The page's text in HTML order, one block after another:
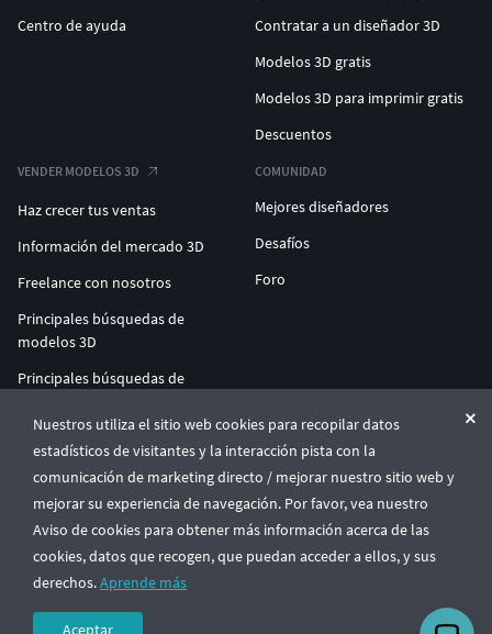
Nuestros utiliza el sitio web cookies para recopilar datos
estadísticos de visitantes y la interacción pista con la
comunicación de marketing directo / mejorar nuestro sitio web y
mejorar su experiencia de navegación. Por favor, vea nuestro
Aviso de cookies para obtener más información acerca de las
cookies, datos que recogen, que puedan acceder a ellos, y sus
derechos.Aprende más
Aceptar
Centro de ayuda
Contratar a un diseñador 3D
Modelos 3D gratis
Modelos 3D para imprimir gratis
Descuentos
VENDER MODELOS 3D
Haz crecer tus ventas
Información del mercado 3D
Freelance con nosotros
Principales búsquedas de
modelos 3D
Principales búsquedas de
COMUNIDAD
Mejores diseñadores
Desafíos
Foro
ENTERPRISE 3D AT SCALE
© CGTrader 2011-2026
UAB CGTrader, Antakalnio st. 17, Vilnius, Lithuania
Términos y condicionesPolítica de privacidad🇪🇸 Español